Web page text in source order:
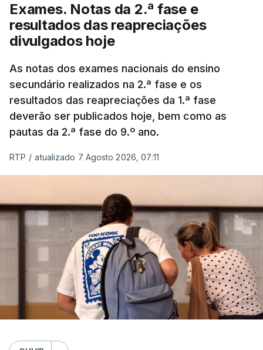
Exames. Notas da 2.ª fase e
resultados das reapreciações
divulgados hoje
As notas dos exames nacionais do ensino
secundário realizados na 2.ª fase e os
resultados das reapreciações da 1.ª fase
deverão ser publicados hoje, bem como as
pautas da 2.ª fase do 9.º ano.
RTP / atualizado 7 Agosto 2026, 07:11